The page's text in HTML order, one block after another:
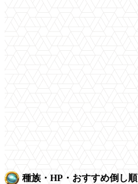
種族・HP・おすすめ倒し順